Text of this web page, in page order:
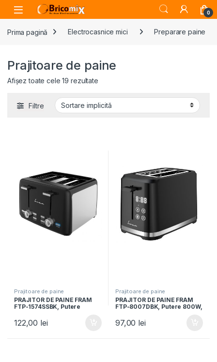
Skip to navigation
Skip to content
Open 0
Prima pagină Electrocasnice mici Preparare paine
Prajitoare de paine
Afișez toate cele 19 rezultate
Filtre
Prajitoare de paine
PRAJITOR DE PAINE FRAM
FTP-1574SSBK, Putere
rumenire, Negru/Inox
122,00 lei
Prajitoare de paine
PRAJITOR DE PAINE FRAM
FTP-8007DBK, Putere 800W,
Panou digital, Control Touch,
Negru
97,00 lei